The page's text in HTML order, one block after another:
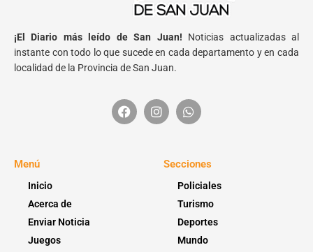
¡El Diario más leído de San Juan! Noticias actualizadas al
instante con todo lo que sucede en cada departamento y en cada
localidad de la Provincia de San Juan.
Menú
Inicio
Acerca de
Enviar Noticia
Juegos
Secciones
Policiales
Turismo
Deportes
Mundo